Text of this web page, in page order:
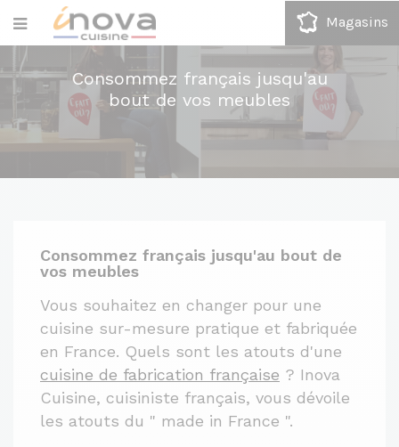
Magasins
Consommez français jusqu'au
bout de vos meubles
Consommez français jusqu'au bout de
vos meubles
Vous souhaitez en changer pour une
cuisine sur-mesure pratique et fabriquée
en France. Quels sont les atouts d'une
cuisine de fabrication française ? Inova
Cuisine, cuisiniste français, vous dévoile
les atouts du " made in France ".